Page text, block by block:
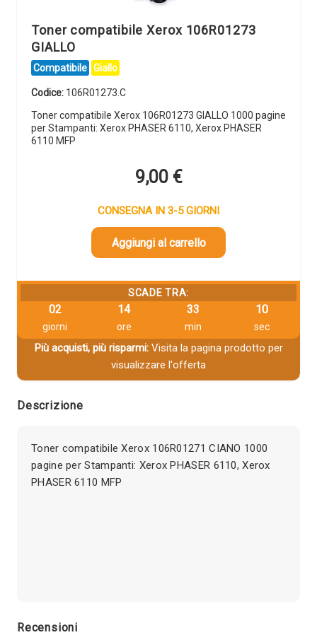
Toner compatibile Xerox 106R01273
GIALLO
Compatibile Giallo
Codice: 106R01273.C
Toner compatibile Xerox 106R01273 GIALLO 1000 pagine
per Stampanti: Xerox PHASER 6110, Xerox PHASER
6110 MFP
9,00 €
CONSEGNA IN 3-5 GIORNI
Aggiungi al carrello
SCADE TRA:
02
giorni
14
ore
33
min
09
sec
Più acquisti, più risparmi:Visita la pagina prodotto per
visualizzare l'offerta
Descrizione
Toner compatibile Xerox 106R01271 CIANO 1000
pagine per Stampanti: Xerox PHASER 6110, Xerox
PHASER 6110 MFP
Recensioni